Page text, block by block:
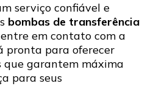
serviço confiável e
bombas de transferência
em contato com a
pronta para oferecer
que garantem máxima
para seus